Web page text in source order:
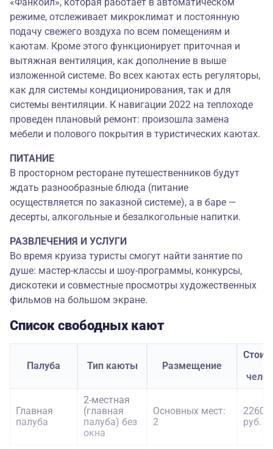
режиме, отслеживает микроклимат и постоянную
подачу свежего воздуха по всем помещениям и
каютам. Кроме этого функционирует приточная и
вытяжная вентиляция, как дополнение в выше
изложенной системе. Во всех каютах есть регуляторы,
как для системы кондиционирования, так и для
системы вентиляции. К навигации 2022 на теплоходе
проведен плановый ремонт: произошла замена
мебели и полового покрытия в туристических каютах.
ПИТАНИЕ
В просторном ресторане путешественников будут
ждать разнообразные блюда (питание
осуществляется по заказной системе), а в баре —
десерты, алкогольные и безалкогольные напитки.
РАЗВЛЕЧЕНИЯ И УСЛУГИ
Во время круиза туристы смогут найти занятие по
душе: мастер-классы и шоу-программы, конкурсы,
дискотеки и совместные просмотры художественных
фильмов на большом экране.
Список свободных кают
Палуба Тип каюты Размещение
Главная
палуба
2-местная
(главная
палуба) без
окна
Основных мест:
2
руб.